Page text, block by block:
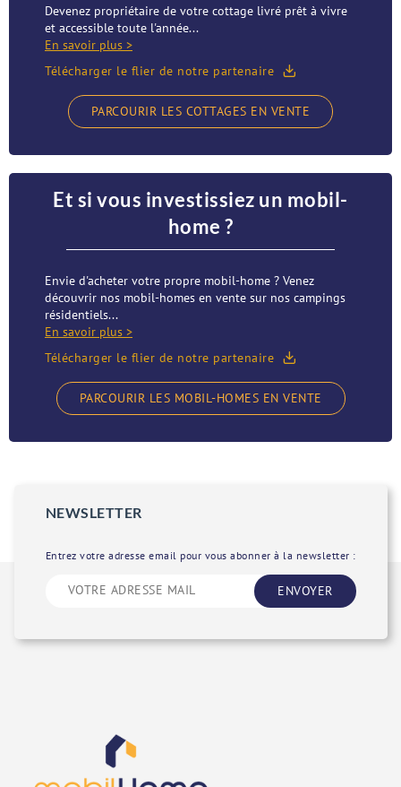
Devenez propriétaire de votre cottage livré prêt à vivre
et accessible toute l'année...
En savoir plus >
Télécharger le flier de notre partenaire
PARCOURIR LES COTTAGES EN VENTE
Et si vous investissiez un mobil-
home ?
Envie d'acheter votre propre mobil-home ? Venez
découvrir nos mobil-homes en vente sur nos campings
résidentiels...
En savoir plus >
Télécharger le flier de notre partenaire
PARCOURIR LES MOBIL-HOMES EN VENTE
NEWSLETTER
Entrez votre adresse email pour vous abonner à la newsletter :
ENVOYER